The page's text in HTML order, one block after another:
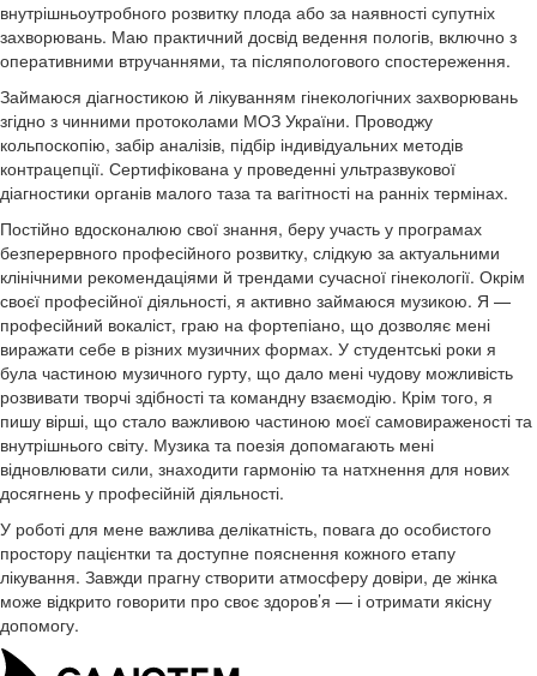
внутрішньоутробного розвитку плода або за наявності супутніх
захворювань. Маю практичний досвід ведення пологів, включно з
оперативними втручаннями, та післяпологового спостереження.
Займаюся діагностикою й лікуванням гінекологічних захворювань
згідно з чинними протоколами МОЗ України. Проводжу
кольпоскопію, забір аналізів, підбір індивідуальних методів
контрацепції. Сертифікована у проведенні ультразвукової
діагностики органів малого таза та вагітності на ранніх термінах.
Постійно вдосконалюю свої знання, беру участь у програмах
безперервного професійного розвитку, слідкую за актуальними
клінічними рекомендаціями й трендами сучасної гінекології. Окрім
своєї професійної діяльності, я активно займаюся музикою. Я —
професійний вокаліст, граю на фортепіано, що дозволяє мені
виражати себе в різних музичних формах. У студентські роки я
була частиною музичного гурту, що дало мені чудову можливість
розвивати творчі здібності та командну взаємодію. Крім того, я
пишу вірші, що стало важливою частиною моєї самовираженості та
внутрішнього світу. Музика та поезія допомагають мені
відновлювати сили, знаходити гармонію та натхнення для нових
досягнень у професійній діяльності.
У роботі для мене важлива делікатність, повага до особистого
простору пацієнтки та доступне пояснення кожного етапу
лікування. Завжди прагну створити атмосферу довіри, де жінка
може відкрито говорити про своє здоров’я — і отримати якісну
допомогу.